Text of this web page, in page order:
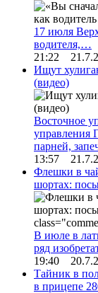
17 июля
водителя,…
21:22
Ищут
(видео)
Восточное
управления
парней,
13:57
Флешки в
шортах:
В июле в
ряд
19:40
Тайник в
в прицепе